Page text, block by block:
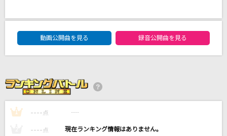
拝啓、少年よ
Hump Back
DAM★ともボーカルエントリーランキング
動画公開曲を見る
録音公開曲を見る
1 ---- 点 ----
---- 点 ----